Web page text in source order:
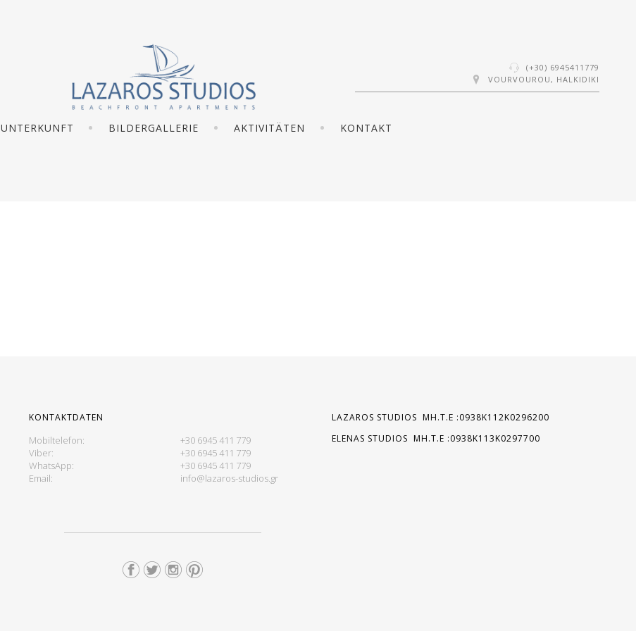
(+30) 6945411779
VOURVOUROU, HALKIDIKI
UNTERKUNFT BILDERGALLERIE AKTIVITÄTEN KONTAKT
KONTAKTDATEN
Mobiltelefon:
Viber:
WhatsApp:
Email:
+30 6945 411 779
+30 6945 411 779
+30 6945 411 779
info@lazaros-studios.gr
LAZAROS STUDIOS MH.T.E :0938K112K0296200
ELENAS STUDIOS MH.T.E :0938K113K0297700